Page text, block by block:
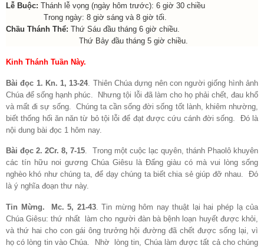
Lễ Buộc: Thánh lễ vọng (ngày hôm trước): 6 giờ 30 chiều
Trong ngày: 8 giờ sáng và 8 giờ tối.
Chầu Thánh Thể: Thứ Sáu đầu tháng 6 giờ chiều.
Thứ Bảy đầu tháng 5 giờ chiều.
Kinh Thánh Tuần Này.
Bài đọc 1. Kn. 1, 13-24. Thiên Chúa dựng nên con người giống hình ảnh
Chúa để sống hạnh phúc.
Nhưng tội lỗi đã làm cho họ phải chết, đau khổ
và mất đi sự sống.
Chúng ta cần sống đời sống tốt lành, khiêm nhường,
biết thống hối ăn năn từ bỏ tội lỗi để đạt được cứu cánh đời sống.
Đó là
nội dung bài đọc 1 hôm nay.
Bài đọc 2. 2Cr. 8, 7-15.
Trong một cuộc lạc quyên, thánh Phaolô khuyên
các tín hữu noi gương Chúa Giêsu là Đấng giàu có mà vui lòng sống
nghèo khó như chúng ta, để dạy chúng ta biết chia sẻ giúp đỡ nhau.
Đó
là ý nghĩa đoạn thư này.
Tin Mừng. Mc. 5, 21-43. Tin mừng hôm nay thuật lại hai phép lạ của
Chúa Giêsu: thứ nhất
làm cho người đàn bà bệnh loạn huyết được khỏi,
và thứ hai cho con gái ông trưởng hội đường đã chết được sống lại, vì
họ có lòng tin vào Chúa.
Nhờ
lòng tin, Chúa làm được tất cả cho chúng